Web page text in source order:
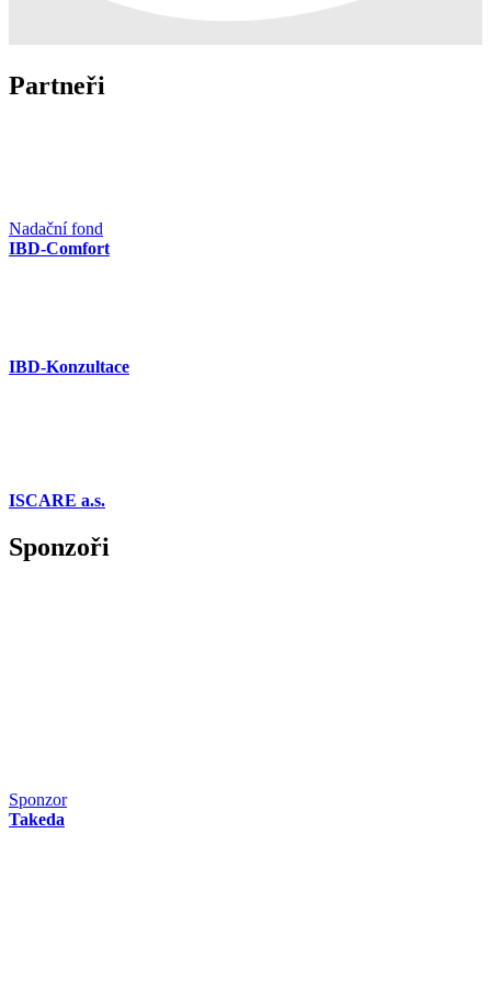
Partneři
Nadační fond
IBD-Comfort
IBD-Konzultace
ISCARE a.s.
Sponzoři
Sponzor
Takeda